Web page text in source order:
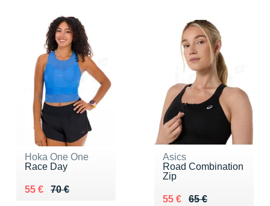
Hoka One One
Race Day
70 €
Au lieu de 70 €
55 €
Vendu 55 €
Asics
Road Combination
Zip
65 €
Au lieu de 65 €
55 €
Vendu 55 €